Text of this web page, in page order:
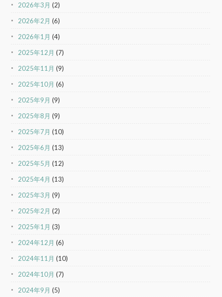
2026年3月 (2)
2026年2月 (6)
2026年1月 (4)
2025年12月 (7)
2025年11月 (9)
2025年10月 (6)
2025年9月 (9)
2025年8月 (9)
2025年7月 (10)
2025年6月 (13)
2025年5月 (12)
2025年4月 (13)
2025年3月 (9)
2025年2月 (2)
2025年1月 (3)
2024年12月 (6)
2024年11月 (10)
2024年10月 (7)
2024年9月 (5)